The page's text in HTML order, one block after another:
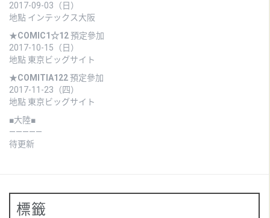
2017-09-03（日）
地點 インテックス大阪
★COMIC1☆12預定參加
2017-10-15（日）
地點 東京ビッグサイト
★COMITIA122預定參加
2017-11-23（四）
地點 東京ビッグサイト
■大陸■
—————
待更新
標籤